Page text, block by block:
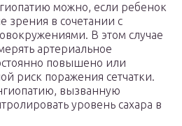
можно, если ребенок
зрения в сочетании с
В этом случае
артериальное
повышено или
риск поражения сетчатки.
вызванную
уровень сахара в